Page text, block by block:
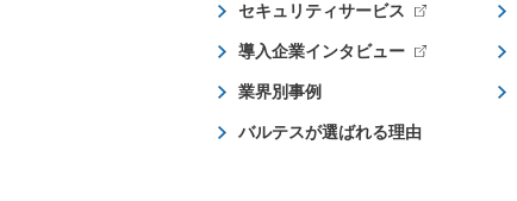
セキュリティサービス
導入企業インタビュー
業界別事例
バルテスが選ばれる理由